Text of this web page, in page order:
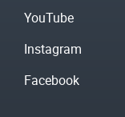
YouTube
Instagram
Facebook